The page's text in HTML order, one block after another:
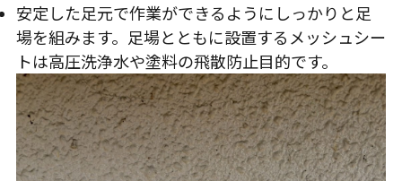
安定した足元で作業ができるようにしっかりと足
場を組みます。足場とともに設置するメッシュシー
トは高圧洗浄水や塗料の飛散防止目的です。